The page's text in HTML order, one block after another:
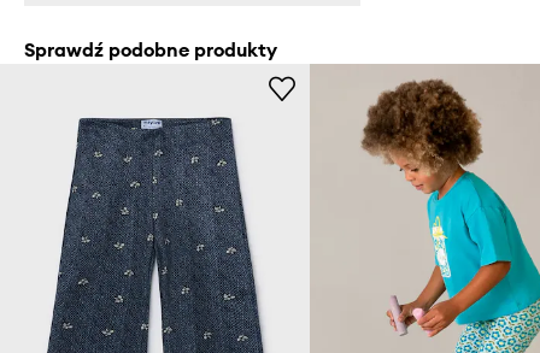
Sprawdź podobne produkty